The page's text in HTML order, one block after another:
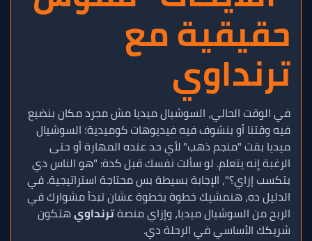
حقيقية مع
ترنداوي
في الوقت الحالي، السوشيال ميديا مش مجرد مكان بنضيع
فيه وقتنا أو بنشوف فيه فيديوهات كوميدية؛ السوشيال
ميديا بقت "منجم ذهب" لأي حد عنده المهارة أو حتى
الرغبة إنه يتعلم. لو سألت نفسك قبل كدة: "هو الناس دي
بتكسب إزاي؟"، الإجابة بسيطة بس محتاجة استراتيجية. في
الدليل ده، هنمشيك خطوة بخطوة عشان تبدأ مشوارك في
الربح من السوشيال ميديا، وإزاي منصةترنداويهتكون
شريكك الأساسي في الرحلة دي.